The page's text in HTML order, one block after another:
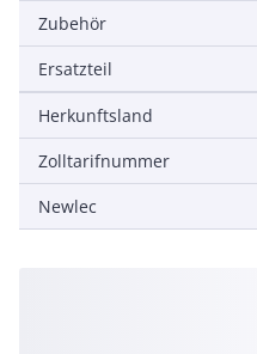
Zubehör
Ersatzteil
Herkunftsland
Zolltarifnummer
Newlec